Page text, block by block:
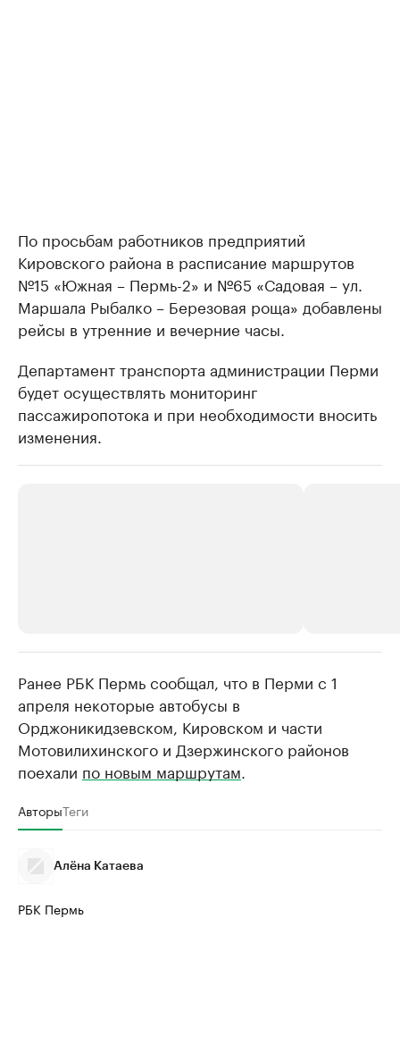
По просьбам работников предприятий
Кировского района в расписание маршрутов
№15 «Южная – Пермь-2» и №65 «Садовая – ул.
Маршала Рыбалко – Березовая роща» добавлены
рейсы в утренние и вечерние часы.
Департамент транспорта администрации Перми
будет осуществлять мониторинг
пассажиропотока и при необходимости вносить
изменения.
Крупнейшие производители и
продавцы медийной продукции
Ознакомьтесь с информацией в каталоге Посмотрите в
Ранее РБК Пермь сообщал, что в Перми с 1
апреля некоторые автобусы в
Орджоникидзевском, Кировском и части
Мотовилихинского и Дзержинского районов
поехали по новым маршрутам
АвторыТеги
Алёна Катаева
РБК Пермь